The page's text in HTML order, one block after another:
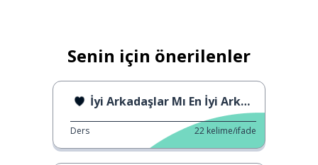
Senin için önerilenler
İyi Arkadaşlar Mı En İyi Arkadaşlar MI
Ders 22 kelime/ifade